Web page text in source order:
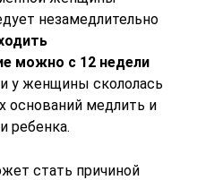
незамедлительно
можно с 12 недели
у женщины скололась
оснований медлить и
ребенка.
стать причиной